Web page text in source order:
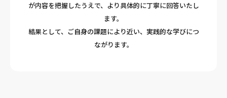
が内容を把握したうえで、より具体的に丁寧に回答いたし
ます。
結果として、ご自身の課題により近い、実践的な学びにつ
ながります。